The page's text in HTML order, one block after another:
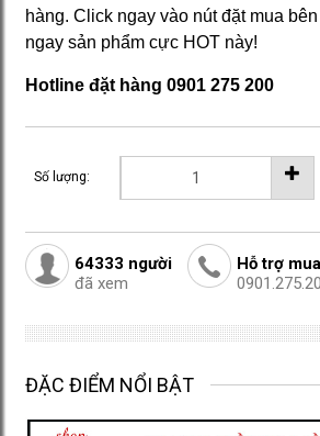
hàng. Click ngay vào nút đặt mua
ngay sản phẩm cực HOT này!
Hotline đặt hàng 0901 275 200
Số lượng:
64333 người
đã xem
Hỗ trợ
ĐẶC ĐIỂM NỔI BẬT